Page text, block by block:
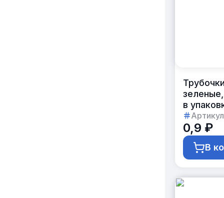
в
0,9 ₽
В